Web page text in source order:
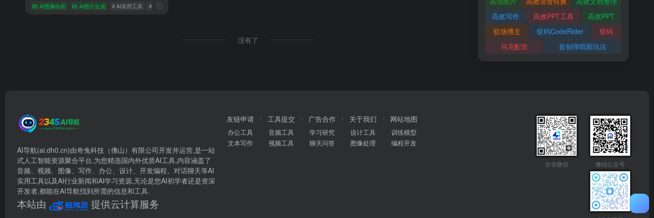
AI图像绘画 AI图片生成 # AI实用工具 # 去水印工具
没有了
高效写作
高效PPT工具
高效PPT
驻场博主
驭码CodeRider
驭码
马克配音
首创弹唱新玩法
AI导航(ai.dh0.cn)由奇兔科技（佛山）有限公司开发并运营,是一站
式人工智能资源聚合平台,为您精选国内外优质AI工具,内容涵盖了
音频、视频、图像、写作、办公、设计、开发编程、对话聊天等AI
实用工具以及AI行业新闻和AI学习资源,无论是您AI初学者还是资深
开发者,都能在AI导航找到所需的信息和工具.
本站由 提供云计算服务
友链申请
办公工具
文本写作
工具提交
音频工具
视频工具
广告合作
学习研究
聊天问答
关于我们
设计工具
图像处理
网站地图
训练模型
编程开发
企业微信 微信公众号